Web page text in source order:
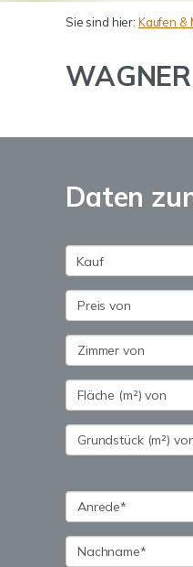
Sie sind hier: Kaufen &
Daten